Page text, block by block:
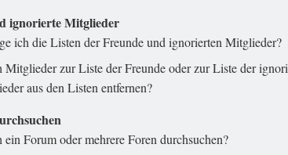
ignorierte Mitglieder
ich die Listen der Freunde und ignorierten Mitglieder?
Mitglieder zur Liste der Freunde oder zur Liste der
aus den Listen entfernen?
Forum oder mehrere Foren durchsuchen?